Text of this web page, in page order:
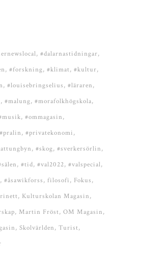
#dalarnastidningar
#forskning #klimat #kultur
#louisebringselius #läraren
#malung #morafolkhögskola
#ommagasin
#pralin #privatekonomi
#skog #sverkersörlin
#tid #val2022 #valspecial
#åsawikforss filosofi
Fokus
Kulturskolan Magasin
Martin Fröst OM Magasin
Skolvärlden Turist